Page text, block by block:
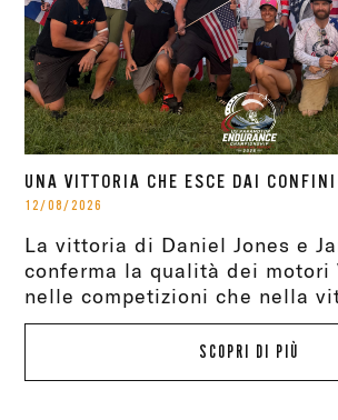
UNA VITTORIA CHE ESCE DAI
12/08/2026
La vittoria di Daniel Jones e
conferma la qualità dei motori
nelle competizioni che nella
SCOPRI DI PIÙ